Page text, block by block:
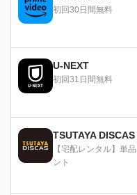
初回30日間無料
U-NEXT
初回31日間無料
TSUTAYA DISCAS
【宅配レンタル】単
ント